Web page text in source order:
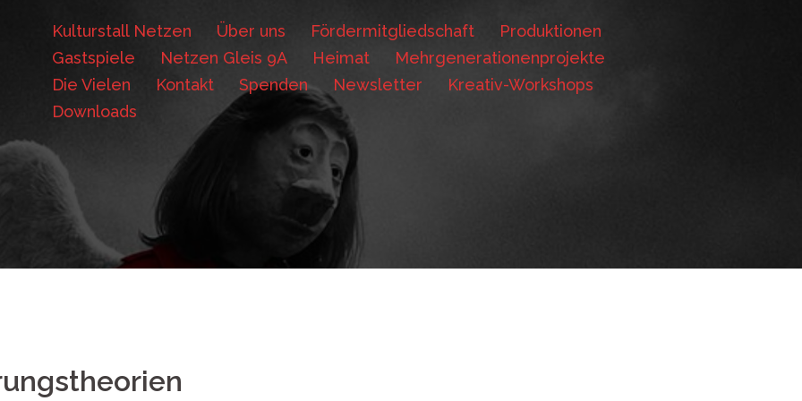
Kulturstall Netzen Über uns Fördermitgliedschaft
Produktionen
Gastspiele
Netzen Gleis 9A Heimat
Mehrgenerationenprojekte
Die Vielen
Kontakt Spenden Newsletter
Kreativ-Workshops
Downloads